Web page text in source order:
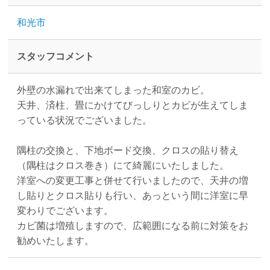
和光市
スタッフコメント
外壁の水漏れで出来てしまった和室のカビ。
天井、済柱、畳にかけてびっしりとカビが生えてしま
っている状況でございました。
隅柱の交換と、下地ボード交換、クロスの貼り替え
（隅柱はクロス巻き）にて綺麗にいたしました。
洋室への変更工事と併せて行いましたので、天井の増
し貼りとクロス貼りも行い、あっという間に洋室に早
変わりでございます。
カビ菌は増殖しますので、広範囲になる前に対策をお
勧めいたします。